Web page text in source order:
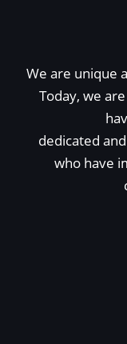
We are unique
Today, we
dedicated
who have